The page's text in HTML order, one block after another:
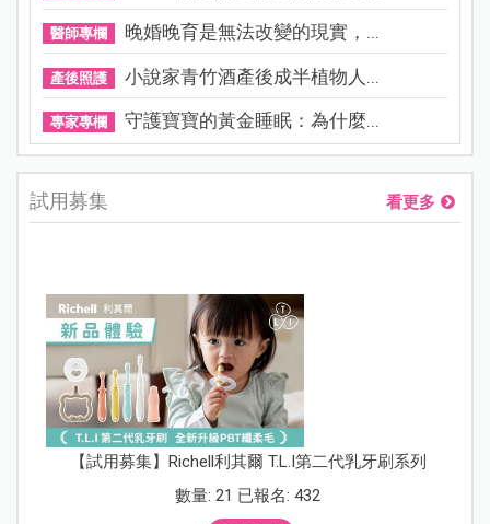
醫師專欄 晚婚晚育是無法改變的現實，...
產後照護 小說家青竹酒產後成半植物人...
專家專欄 守護寶寶的黃金睡眠：為什麼...
試用募集 看更多
【試用募集】Richell利其爾 T.L.I第二代乳牙刷系列
數量: 21 已報名: 432